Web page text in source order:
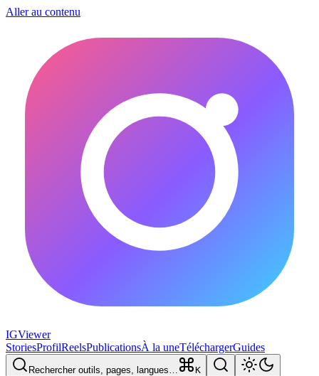
Aller au contenu
IGViewer
StoriesProfilReelsPublicationsÀ la uneTéléchargerGuides
Rechercher outils, pages, langues… K